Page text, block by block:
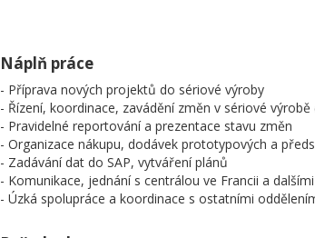
Náplň práce
- Příprava nových projektů do sériové výroby
- Řízení, koordinace, zavádění změn v sériové
- Pravidelné reportování a prezentace stavu změn
- Organizace nákupu, dodávek prototypových a
- Zadávání dat do SAP, vytváření plánů
- Komunikace, jednání s centrálou ve Francii a
- Úzká spolupráce a koordinace s ostatními